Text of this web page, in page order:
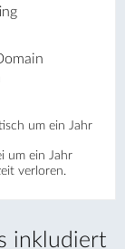
inkludiert
um ein Jahr
um ein Jahr
verloren.